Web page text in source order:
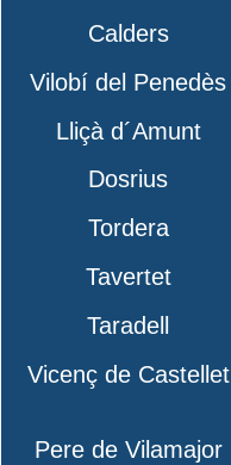
Calders
Vilobí del Penedès
Lliçà d´Amunt
Dosrius
Tordera
Tavertet
Taradell
Vicenç de Castellet
Pere de Vilamajor